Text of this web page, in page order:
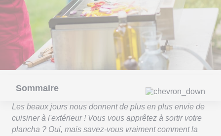
Sommaire
Les beaux jours nous donnent de plus en plus envie de
cuisiner à l'extérieur ! Vous vous apprêtez à sortir votre
plancha ? Oui, mais savez-vous vraiment comment la